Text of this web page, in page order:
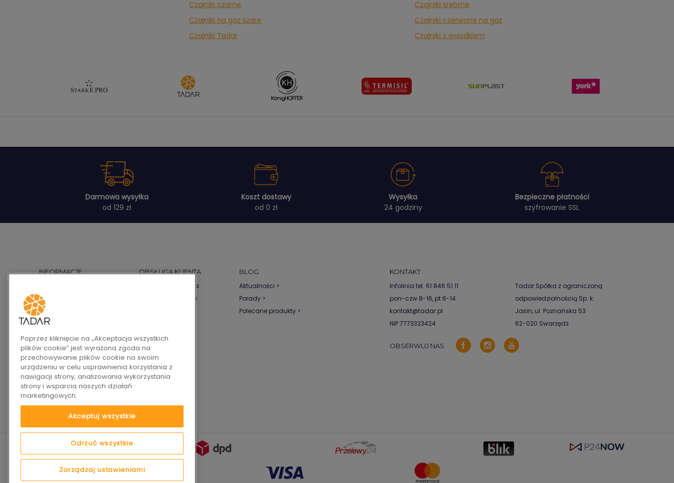
Czajniki czarne
Czajniki srebrne
Czajniki na gaz szare
Czajniki czerwone na gaz
Czajniki Tadar
Czajniki z gwizdkiem
Darmowa wysyłka
od 129 zł
Koszt dostawy
od 0 zł
Wysyłka
24 godziny
Bezpieczne płatności
szyfrowanie SSL
INFORMACJE
Polityka prywatności
Polityka cookies
Pytania i odpowiedzi
Prawa autorskie
Bezpieczeństwo Produktów
Regulamin DSA
Wycofane produkty
Programy specjalne
Newsletter
OBSŁUGA KLIENTA
Płatności i dostawa
Warunki gwarancji
Kontakt
BLOG
Aktualności >
Porady >
Polecane produkty >
KONTAKT
Infolinia tel. 61 846 51 11
pon-czw 8-16, pt 6-14
kontakt@tadar.pl
NIP 7773323424
Tadar Spółka z ograniczoną
odpowiedzialnością Sp. k.
Jasin, ul. Poznańska 53
62-020 Swarzędz
OBSERWUJ NAS
Poprzez kliknięcie na „Akceptacja wszystkich
plików cookie” jest wyrażona zgoda na
przechowywanie plików cookie na swoim
urządzeniu w celu usprawnienia korzystania z
nawigacji strony, analizowania wykorzystania
strony i wsparcia naszych działań
marketingowych.
Akceptuj wszystkie
Odrzuć wszystkie
Zarządzaj ustawieniami